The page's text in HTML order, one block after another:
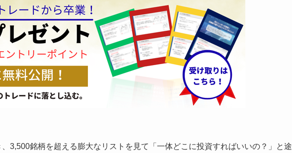
3,500銘柄を超える膨大なリストを見て「一体どこに投資すればいいの？」と途